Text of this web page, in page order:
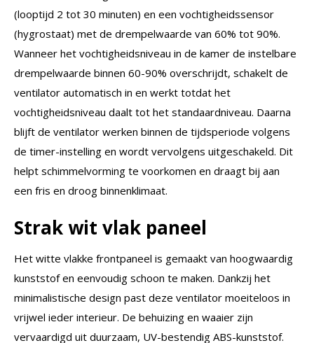
(looptijd 2 tot 30 minuten) en een vochtigheidssensor
(hygrostaat) met de drempelwaarde van 60% tot 90%.
Wanneer het vochtigheidsniveau in de kamer de instelbare
drempelwaarde binnen 60-90% overschrijdt, schakelt de
ventilator automatisch in en werkt totdat het
vochtigheidsniveau daalt tot het standaardniveau. Daarna
blijft de ventilator werken binnen de tijdsperiode volgens
de timer-instelling en wordt vervolgens uitgeschakeld. Dit
helpt schimmelvorming te voorkomen en draagt bij aan
een fris en droog binnenklimaat.
Strak wit vlak paneel
Het witte vlakke frontpaneel is gemaakt van hoogwaardig
kunststof en eenvoudig schoon te maken. Dankzij het
minimalistische design past deze ventilator moeiteloos in
vrijwel ieder interieur. De behuizing en waaier zijn
vervaardigd uit duurzaam, UV-bestendig ABS-kunststof.